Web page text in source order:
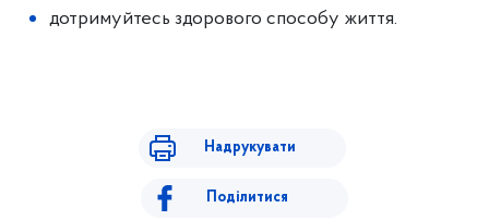
дотримуйтесь здорового способу життя.
Надрукувати
Поділитися